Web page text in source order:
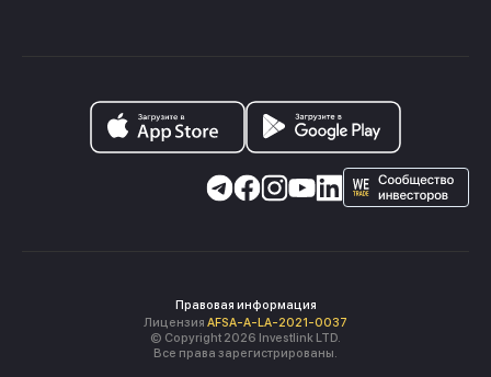
Правовая информация
Лицензия AFSA-A-LA-2021-0037
© Copyright 2026 Investlink LTD.
Все права зарегистрированы.